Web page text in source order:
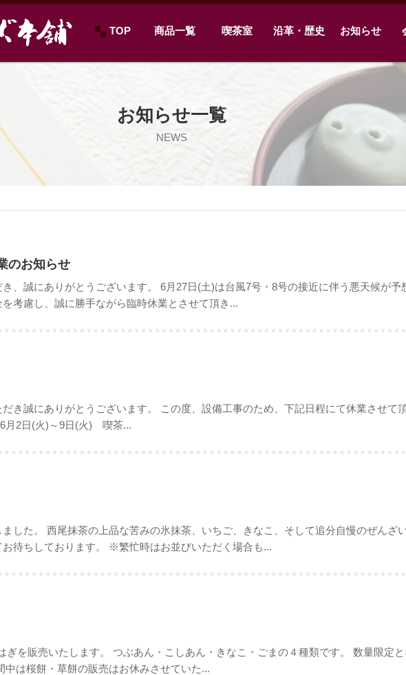
TOP 商品一覧 喫茶室 沿革・歴史 お知らせ
お知らせ一覧
NEWS
のお知らせ
、誠にありがとうございます。 6月27日(土)は台風7号・8号の接近に伴う悪天候が予
考慮し、誠に勝手ながら臨時休業とさせて頂き...
き誠にありがとうございます。 この度、設備工事のため、下記日程にて休業させて
月2日(火)～9日(火) 喫茶...
した。 西尾抹茶の上品な苦みの氷抹茶、いちご、きなこ、そして追分自慢のぜんざ
待ちしております。 ※繁忙時はお並びいただく場合も...
ぎを販売いたします。 つぶあん・こしあん・きなこ・ごまの４種類です。 数量限定
は桜餅・草餅の販売はお休みさせていた...